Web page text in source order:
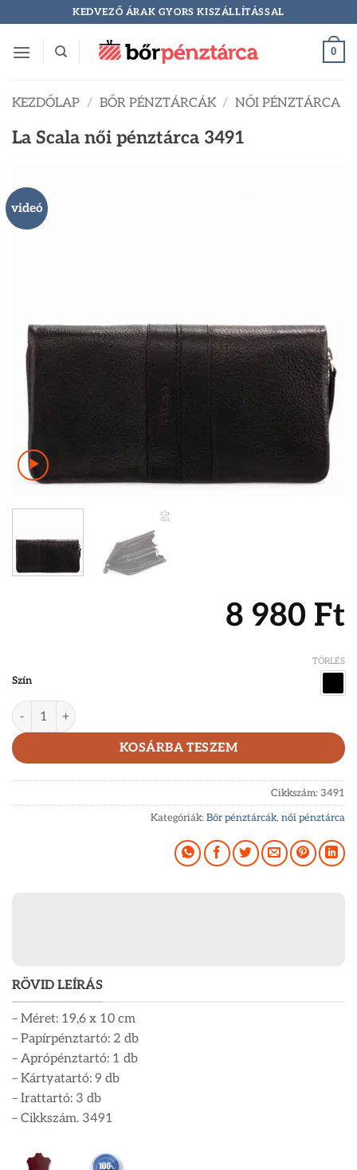
to
content
KEDVEZŐ ÁRAK GYORS KISZÁLLÍTÁSSAL
0
KEZDŐLAP / BŐR PÉNZTÁRCÁK / NŐI PÉNZTÁRCA
La Scala női pénztárca 3491
videó
RÖVID LEÍRÁS
– Méret: 19,6 x 10 cm
– Papírpénztartó: 2 db
– Aprópénztartó: 1 db
– Kártyatartó: 9 db
– Irattartó: 3 db
– Cikkszám. 3491
8 980 Ft
Szín
TÖRLÉS
La Scala női pénztárca 3491 mennyiség
KOSÁRBA TESZEM
Cikkszám: 3491
Kategóriák: Bőr pénztárcák, női pénztárca